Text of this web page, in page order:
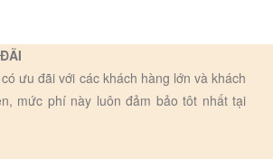
ưu đãi với các khách hàng lớn và khách
mức phí này luôn đảm bảo tôt nhất tại